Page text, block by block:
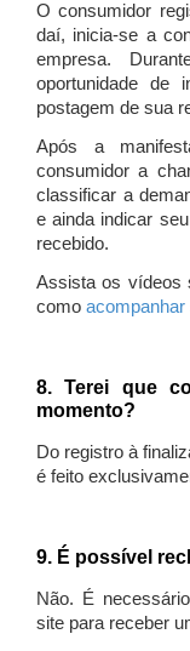
O consumidor
daí, inicia-se a
empresa.
oportunidade de
postagem de sua
Após a
consumidor a
classificar a
e ainda indicar
recebido.
Assista os vídeos
como
8. Terei que
momento?
Do registro à
é feito
9. É possível
Não. É
site para receber